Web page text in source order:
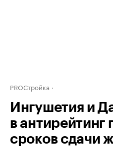
PROСтройка
Ингушетия и
в антирейтинг
сроков сдачи